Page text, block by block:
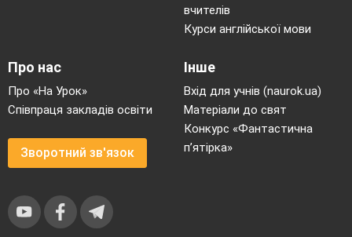
вчителів
Курси англійської мови
Про нас
Про «На Урок»
Співпраця закладів освіти
Зворотний зв'язок
Інше
Вхід для учнів (naurok.ua)
Матеріали до свят
Конкурс «Фантастична
п’ятірка»